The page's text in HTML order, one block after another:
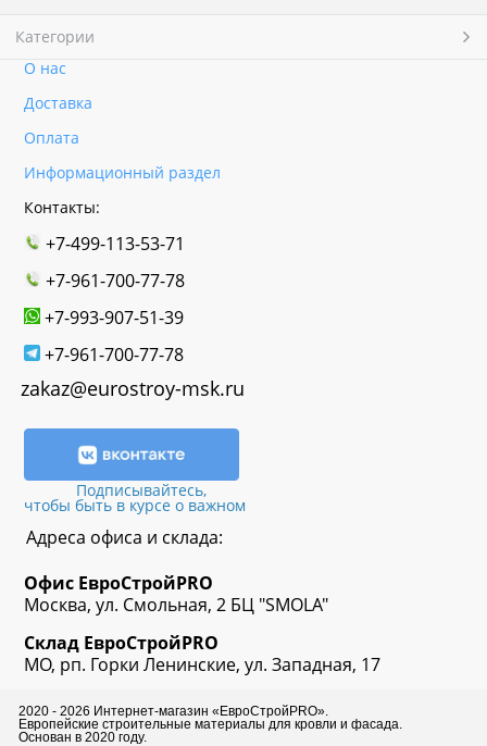
Категории
О нас
Доставка
Оплата
Информационный раздел
Контакты:
+7-499-113-53-71
+7-961-700-77-78
+7-993-907-51-39
+7-961-700-77-78
zakaz@eurostroy-msk.ru
Подписывайтесь,
чтобы быть в курсе о важном
Адреса офиса и склада:
Офис ЕвроСтройPRO
Москва, ул. Смольная, 2 БЦ "SMOLA"
Склад ЕвроСтройPRO
МО, рп. Горки Ленинские, ул. Западная, 17
2020 - 2026 Интернет-магазин «ЕвроСтройPRO».
Европейские строительные материалы для кровли и фасада.
Основан в 2020 году.